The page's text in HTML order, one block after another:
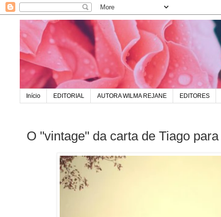
Início EDITORIAL AUTORA WILMA REJANE EDITORES
O "vintage" da carta de Tiago